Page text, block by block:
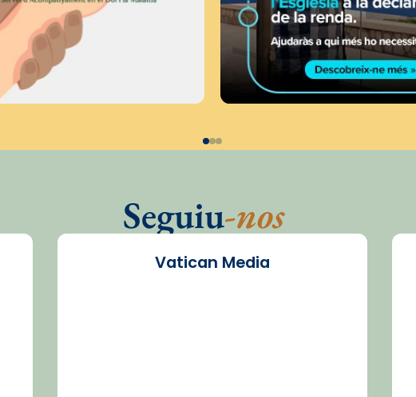
Seguiu-nos
Vatican Media